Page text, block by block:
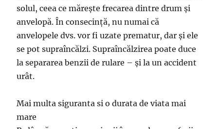
solul, ceea ce mărește frecarea dintre drum și
anvelopă. În consecință, nu numai că
anvelopele dvs. vor fi uzate prematur, dar și ele
se pot supraîncălzi. Supraîncălzirea poate duce
la separarea benzii de rulare – și la un accident
urât.
Mai multa siguranta si o durata de viata mai
mare